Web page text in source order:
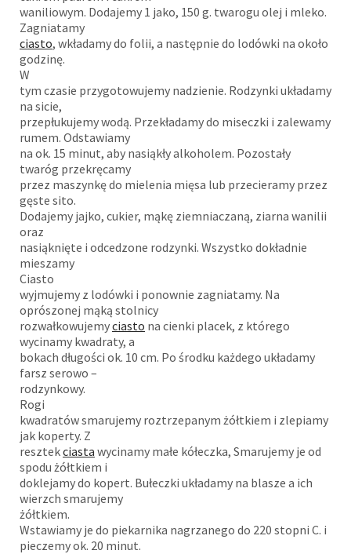
waniliowym. Dodajemy 1 jako, 150 g. twarogu olej i mleko.
Zagniatamy
ciasto, wkładamy do folii, a następnie do lodówki na około
godzinę.
W
tym czasie przygotowujemy nadzienie. Rodzynki układamy
na sicie,
przepłukujemy wodą. Przekładamy do miseczki i zalewamy
rumem. Odstawiamy
na ok. 15 minut, aby nasiąkły alkoholem. Pozostały
twaróg przekręcamy
przez maszynkę do mielenia mięsa lub przecieramy przez
gęste sito.
Dodajemy jajko, cukier, mąkę ziemniaczaną, ziarna wanilii
oraz
nasiąknięte i odcedzone rodzynki. Wszystko dokładnie
mieszamy
Ciasto
wyjmujemy z lodówki i ponownie zagniatamy. Na
oprószonej mąką stolnicy
rozwałkowujemyciasto na cienki placek, z którego
wycinamy kwadraty, a
bokach długości ok. 10 cm. Po środku każdego układamy
farsz serowo –
rodzynkowy.
Rogi
kwadratów smarujemy roztrzepanym żółtkiem i zlepiamy
jak koperty. Z
resztekciasta wycinamy małe kółeczka, Smarujemy je od
spodu żółtkiem i
doklejamy do kopert. Bułeczki układamy na blasze a ich
wierzch smarujemy
żółtkiem.
Wstawiamy je do piekarnika nagrzanego do 220 stopni C. i
pieczemy ok. 20 minut.